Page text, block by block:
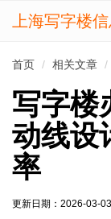
上海写字楼
首页 相关文章
写字楼
动线设
率
更新日期： 2026-03-03